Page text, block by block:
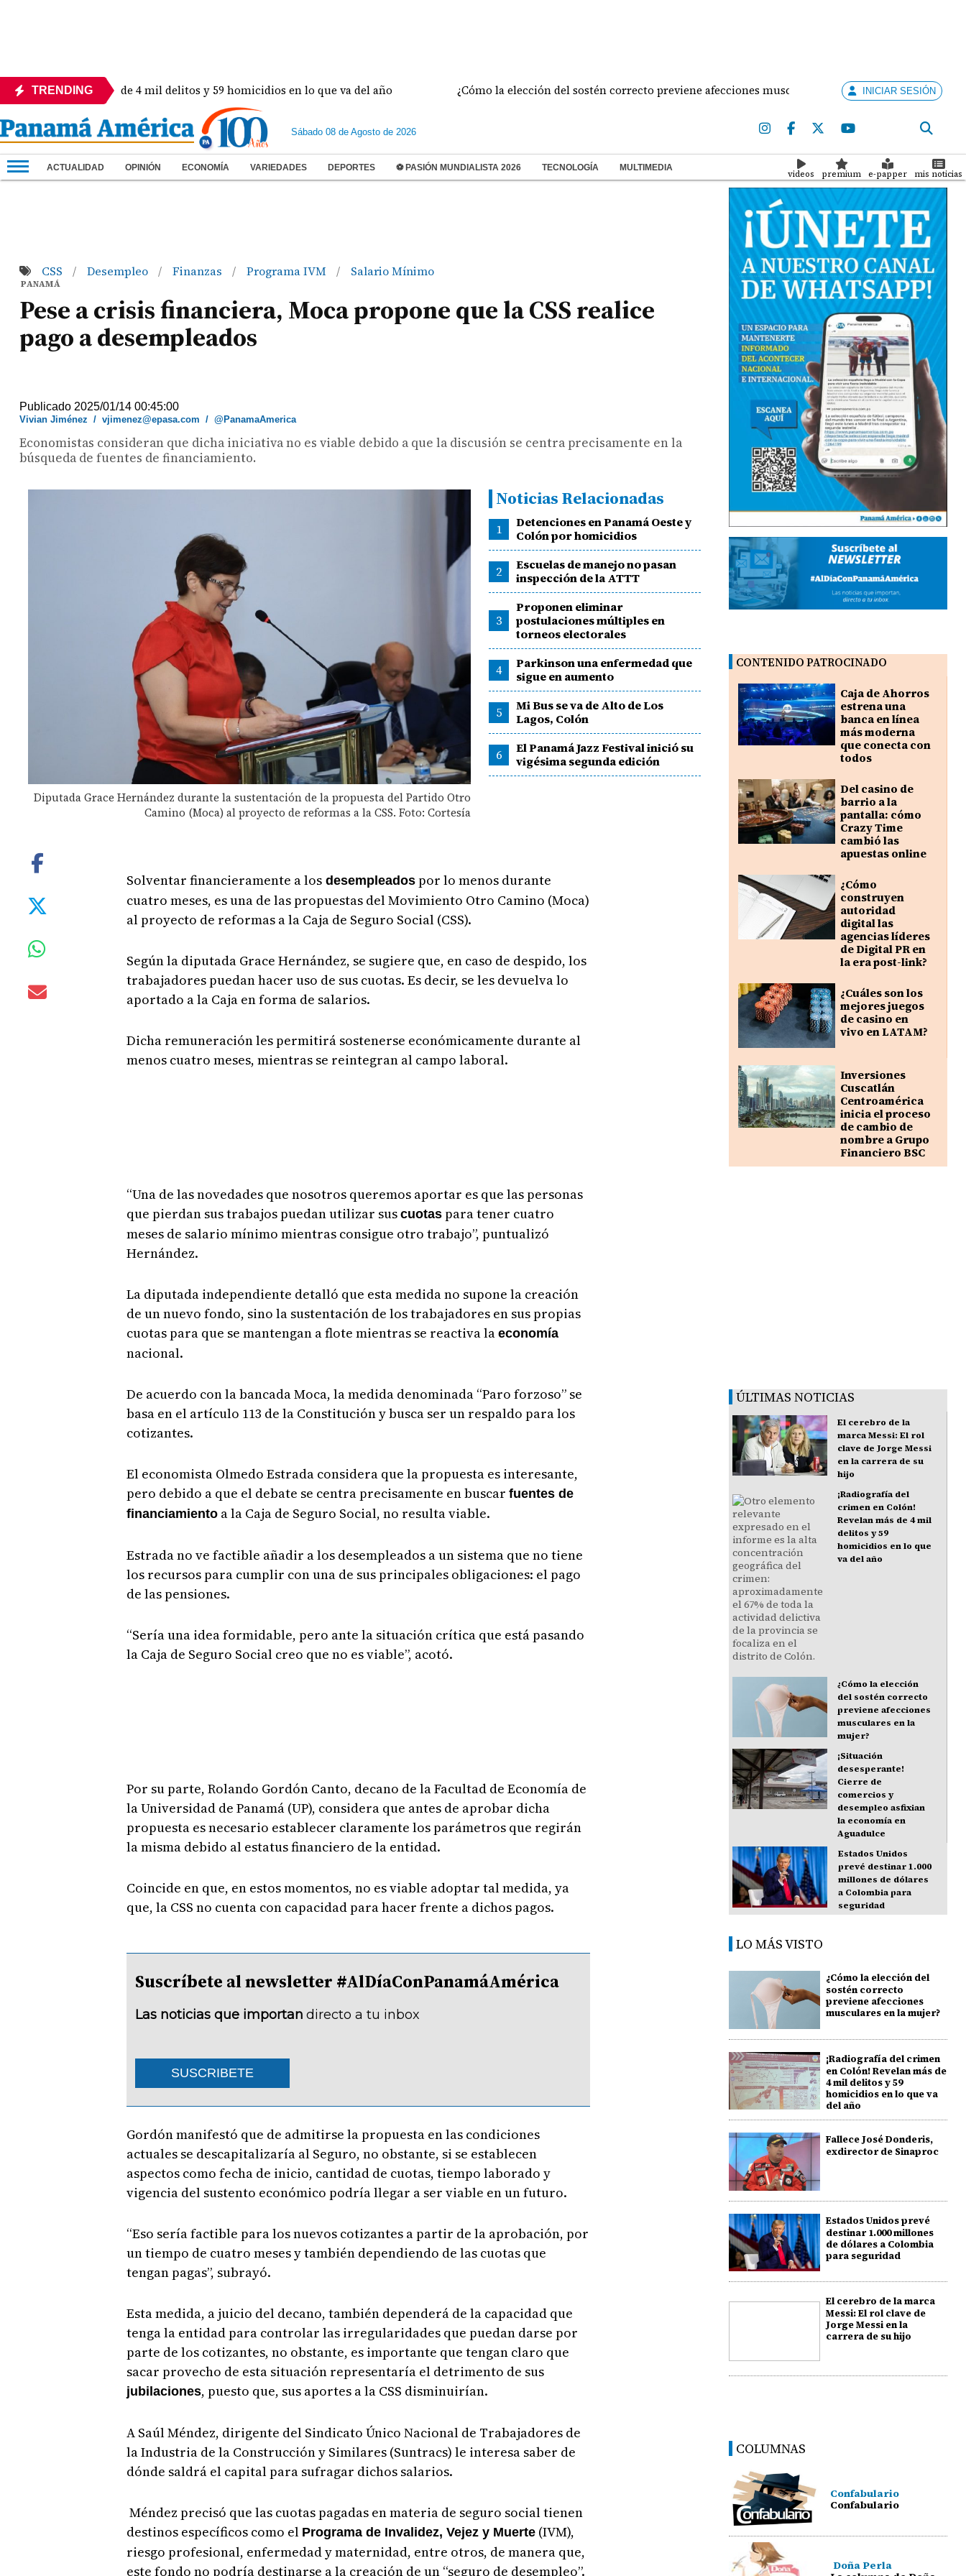
TRENDING
Revelan más de 4 mil delitos y 59 homicidios en lo que va del año ¿Cómo la elección del sostén correcto previene afecciones musculares en la mujer? INICIAR SESIÓN
Sábado 08 de Agosto de 2026
ACTUALIDAD OPINIÓN ECONOMÍA VARIEDADES DEPORTES ⚽ PASIÓN MUNDIALISTA 2026 TECNOLOGÍA MULTIMEDIA
videos premium e-papper mis noticias
CSS / Desempleo / Finanzas / Programa IVM / Salario Mínimo
PANAMÁ
Pese a crisis financiera, Moca propone que la CSS realice
pago a desempleados
Publicado 2025/01/14 00:45:00
Vivian Jiménez /vjimenez@epasa.com /@PanamaAmerica
Economistas consideran que dicha iniciativa no es viable debido a que la discusión se centra precisamente en la
búsqueda de fuentes de financiamiento.
Diputada Grace Hernández durante la sustentación de la propuesta del Partido Otro
Camino (Moca) al proyecto de reformas a la CSS. Foto: Cortesía
Noticias Relacionadas
1
Detenciones en Panamá Oeste y
Colón por homicidios
2
Escuelas de manejo no pasan
inspección de la ATTT
3
Proponen eliminar
postulaciones múltiples en
torneos electorales
4
Parkinson una enfermedad que
sigue en aumento
5
Mi Bus se va de Alto de Los
Lagos, Colón
6
El Panamá Jazz Festival inició su
vigésima segunda edición
Solventar financieramente a losdesempleadospor lo menos durante
cuatro meses, es una de las propuestas del Movimiento Otro Camino (Moca)
al proyecto de reformas a la Caja de Seguro Social (CSS).
Según la diputada Grace Hernández, se sugiere que, en caso de despido, los
trabajadores puedan hacer uso de sus cuotas. Es decir, se les devuelva lo
aportado a la Caja en forma de salarios.
Dicha remuneración les permitirá sostenerse económicamente durante al
menos cuatro meses, mientras se reintegran al campo laboral.
“Una de las novedades que nosotros queremos aportar es que las personas
que pierdan sus trabajos puedan utilizar sus cuotaspara tener cuatro
meses de salario mínimo mientras consigue otro trabajo”, puntualizó
Hernández.
La diputada independiente detalló que esta medida no supone la creación
de un nuevo fondo, sino la sustentación de los trabajadores en sus propias
cuotas para que se mantengan a flote mientras se reactiva la economía
nacional.
De acuerdo con la bancada Moca, la medida denominada “Paro forzoso” se
basa en el artículo 113 de la Constitución y busca ser un respaldo para los
cotizantes.
El economista Olmedo Estrada considera que la propuesta es interesante,
pero debido a que el debate se centra precisamente en buscar fuentes de
financiamientoa la Caja de Seguro Social, no resulta viable.
Estrada no ve factible añadir a los desempleados a un sistema que no tiene
los recursos para cumplir con una de sus principales obligaciones: el pago
de las pensiones.
“Sería una idea formidable, pero ante la situación crítica que está pasando
la Caja de Seguro Social creo que no es viable”, acotó.
Por su parte, Rolando Gordón Canto, decano de la Facultad de Economía de
la Universidad de Panamá (UP), considera que antes de aprobar dicha
propuesta es necesario establecer claramente los parámetros que regirán
la misma debido al estatus financiero de la entidad.
Coincide en que, en estos momentos, no es viable adoptar tal medida, ya
que, la CSS no cuenta con capacidad para hacer frente a dichos pagos.
Suscríbete al newsletter #AlDíaConPanamáAmérica
Las noticias que importan directo a tu inbox
SUSCRIBETE
Gordón manifestó que de admitirse la propuesta en las condiciones
actuales se descapitalizaría al Seguro, no obstante, si se establecen
aspectos como fecha de inicio, cantidad de cuotas, tiempo laborado y
vigencia del sustento económico podría llegar a ser viable en un futuro.
“Eso sería factible para los nuevos cotizantes a partir de la aprobación, por
un tiempo de cuatro meses y también dependiendo de las cuotas que
tengan pagas”, subrayó.
Esta medida, a juicio del decano, también dependerá de la capacidad que
tenga la entidad para controlar las irregularidades que puedan darse por
parte de los cotizantes, no obstante, es importante que tengan claro que
sacar provecho de esta situación representaría el detrimento de sus
jubilaciones, puesto que, sus aportes a la CSS disminuirían.
A Saúl Méndez, dirigente del Sindicato Único Nacional de Trabajadores de
la Industria de la Construcción y Similares (Suntracs) le interesa saber de
dónde saldrá el capital para sufragar dichos salarios.
Méndez precisó que las cuotas pagadas en materia de seguro social tienen
destinos específicos como el Programa de Invalidez, Vejez y Muerte(IVM),
riesgo profesional, enfermedad y maternidad, entre otros, de manera que,
este fondo no podría destinarse a la creación de un “seguro de desempleo”.
CONTENIDO PATROCINADO
Caja de Ahorros
estrena una
banca en línea
más moderna
que conecta con
todos
Del casino de
barrio a la
pantalla: cómo
Crazy Time
cambió las
apuestas online
¿Cómo
construyen
autoridad
digital las
agencias líderes
de Digital PR en
la era post-link?
¿Cuáles son los
mejores juegos
de casino en
vivo en LATAM?
Inversiones
Cuscatlán
Centroamérica
inicia el proceso
de cambio de
nombre a Grupo
Financiero BSC
ÚLTIMAS NOTICIAS
El cerebro de la
marca Messi: El rol
clave de Jorge Messi
en la carrera de su
hijo
¡Radiografía del
crimen en Colón!
Revelan más de 4 mil
delitos y 59
homicidios en lo que
va del año
¿Cómo la elección
del sostén correcto
previene afecciones
musculares en la
mujer?
¡Situación
desesperante!
Cierre de
comercios y
desempleo asfixian
la economía en
Aguadulce
Estados Unidos
prevé destinar 1.000
millones de dólares
a Colombia para
seguridad
LO MÁS VISTO
¿Cómo la elección del
sostén correcto
previene afecciones
musculares en la mujer?
¡Radiografía del crimen
en Colón! Revelan más de
4 mil delitos y 59
homicidios en lo que va
del año
Fallece José Donderis,
exdirector de Sinaproc
Estados Unidos prevé
destinar 1.000 millones
de dólares a Colombia
para seguridad
El cerebro de la marca
Messi: El rol clave de
Jorge Messi en la
carrera de su hijo
COLUMNAS
Confabulario
Confabulario
Doña Perla